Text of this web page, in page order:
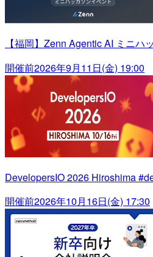
【福岡】Zenn Agentic AI ミニ
開催前2026年9月11日(金) 19:00
DevelopersIO 2026 Hiroshima
開催前2026年10月16日(金) 17:30